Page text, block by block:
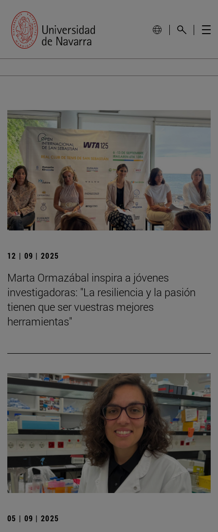
12 | 09 | 2025
Marta Ormazábal inspira a jóvenes
investigadoras: "La resiliencia y la pasión
tienen que ser vuestras mejores
herramientas"
05 | 09 | 2025